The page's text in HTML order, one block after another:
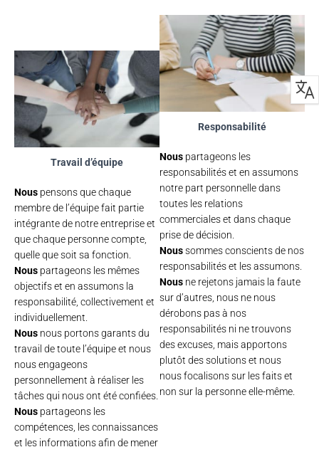
Travail d’équipe
Nous pensons que chaque
membre de l’équipe fait partie
intégrante de notre entreprise et
que chaque personne compte,
quelle que soit sa fonction.
Nous partageons les mêmes
objectifs et en assumons la
responsabilité, collectivement et
individuellement.
Nous nous portons garants du
travail de toute l’équipe et nous
nous engageons
personnellement à réaliser les
tâches qui nous ont été confiées.
Nous partageons les
compétences, les connaissances
et les informations afin de mener
Responsabilité
Nous partageons les
responsabilités et en assumons
notre part personnelle dans
toutes les relations
commerciales et dans chaque
prise de décision.
Noussommes conscients de nos
responsabilités et les assumons.
Nous ne rejetons jamais la faute
sur d’autres, nous ne nous
dérobons pas à nos
responsabilités ni ne trouvons
des excuses, mais apportons
plutôt des solutions et nous
nous focalisons sur les faits et
non sur la personne elle-même.